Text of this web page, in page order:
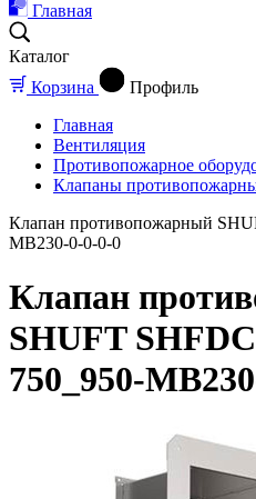
Главная
Каталог
Корзина
Профиль
Главная
Вентиляция
Противопожарное
Клапаны
Клапан противопожарный
MB230-0-0-0-0
Клапан
SHUFT
750_950-